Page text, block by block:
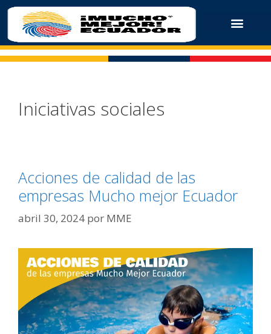
Iniciativas sociales
Acciones de calidad de las
empresas Mucho mejor Ecuador
abril 30, 2024 por MME